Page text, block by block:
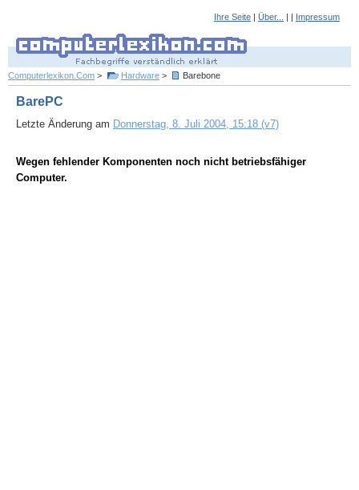
Ihre Seite | Über... | | Impressum
Computerlexikon.Com > Hardware > Barebone
BarePC
Letzte Änderung am Donnerstag, 8. Juli 2004, 15:18 (v7)
Wegen fehlender Komponenten noch nicht betriebsfähiger
Computer.